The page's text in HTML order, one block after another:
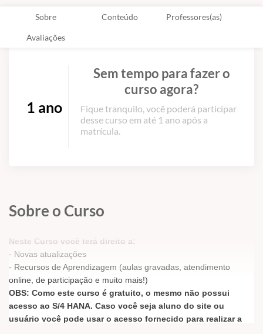
Sobre Conteúdo Professores(as)
Avaliações
1 ano
Sem tempo para fazer o
curso agora?
Fique tranquilo, você poderá participar
desse curso em até 1 ano após a
matrícula.
Sobre o Curso
Neste Curso você terá direito a:
- Novas atualizações
- Recursos de Aprendizagem (aulas gravadas, atendimento
online, de participação e muito mais!)
OBS: Como este curso é gratuito, o mesmo não possui
acesso ao S/4 HANA. Caso você seja aluno do site ou
usuário você pode usar o acesso fornecido para realizar a